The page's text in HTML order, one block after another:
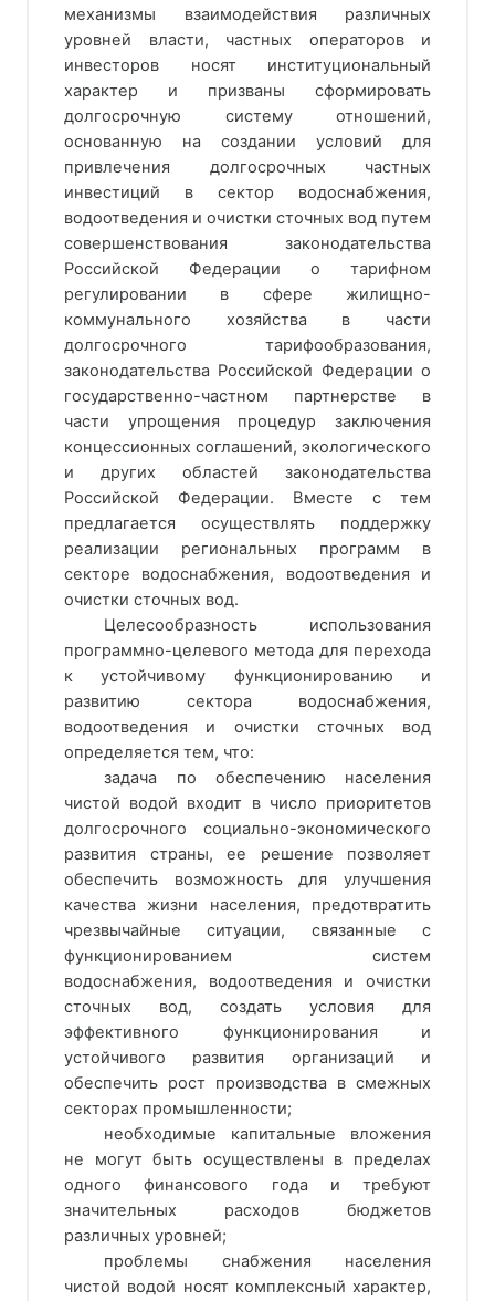
механизмы взаимодействия различных
уровней власти, частных операторов и
инвесторов носят институциональный
характер и призваны сформировать
долгосрочную систему отношений,
основанную на создании условий для
привлечения долгосрочных частных
инвестиций в сектор водоснабжения,
водоотведения и очистки сточных вод путем
совершенствования законодательства
Российской Федерации о тарифном
регулировании в сфере жилищно-
коммунального хозяйства в части
долгосрочного тарифообразования,
законодательства Российской Федерации о
государственно-частном партнерстве в
части упрощения процедур заключения
концессионных соглашений, экологического
и других областей законодательства
Российской Федерации. Вместе с тем
предлагается осуществлять поддержку
реализации региональных программ в
секторе водоснабжения, водоотведения и
очистки сточных вод.
Целесообразность использования
программно-целевого метода для перехода
к устойчивому функционированию и
развитию сектора водоснабжения,
водоотведения и очистки сточных вод
определяется тем, что:
задача по обеспечению населения
чистой водой входит в число приоритетов
долгосрочного социально-экономического
развития страны, ее решение позволяет
обеспечить возможность для улучшения
качества жизни населения, предотвратить
чрезвычайные ситуации, связанные с
функционированием систем
водоснабжения, водоотведения и очистки
сточных вод, создать условия для
эффективного функционирования и
устойчивого развития организаций и
обеспечить рост производства в смежных
секторах промышленности;
необходимые капитальные вложения
не могут быть осуществлены в пределах
одного финансового года и требуют
значительных расходов бюджетов
различных уровней;
проблемы снабжения населения
чистой водой носят комплексный характер,